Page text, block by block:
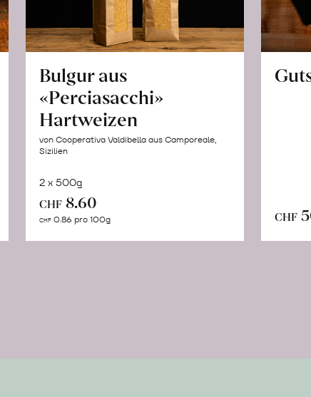
Bulgur aus
«Perciasacchi»
Hartweizen
von Cooperativa Valdibella aus Camporeale,
Sizilien
2 x 500g
CHF 8.60
CHF 0.86 pro 100g CHF